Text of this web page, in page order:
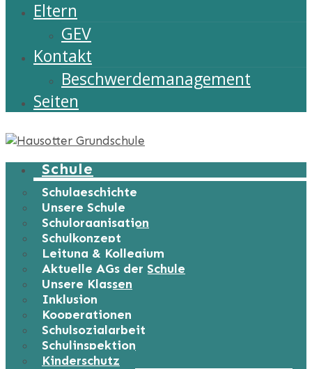
Eltern
GEV
Kontakt
Beschwerdemanagement
Seiten
Schule
Schulgeschichte
Unsere Schule
Schulorganisation
Schulkonzept
Leitung & Kollegium
Aktuelle AGs der Schule
Unsere Klassen
Inklusion
Kooperationen
Schulsozialarbeit
Schulinspektion
Kinderschutz